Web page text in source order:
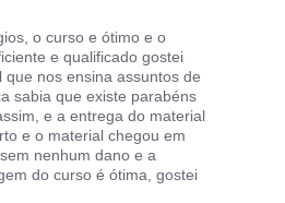
o curso e ótimo e o
e qualificado gostei
que nos ensina assuntos de
sabia que existe parabéns
e a entrega do material
e o material chegou em
nenhum dano e a
do curso é ótima, gostei